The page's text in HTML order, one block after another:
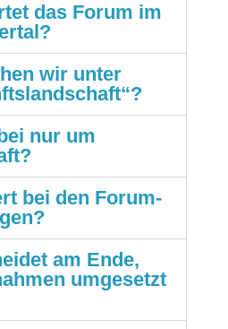
das Forum im
wir unter
nur um
bei den Forum-
am Ende,
umgesetzt